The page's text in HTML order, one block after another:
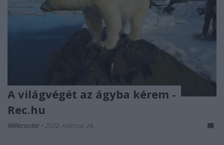
A világvégét az ágyba kérem -
Rec.hu
RRRecorder • 2022. március 24.